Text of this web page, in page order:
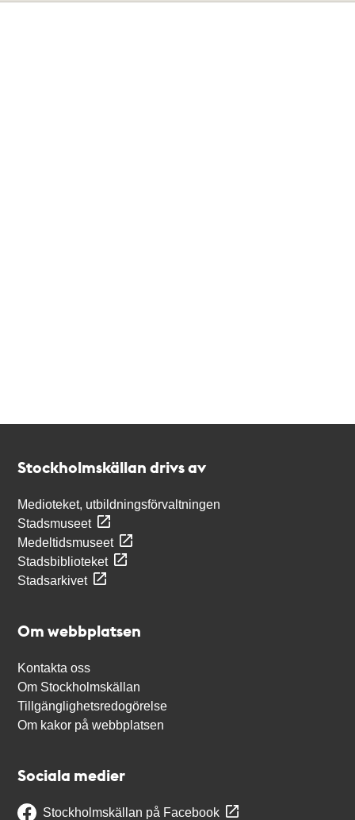
Stockholmskällan drivs av
Medioteket, utbildningsförvaltningen
Stadsmuseet
Medeltidsmuseet
Stadsbiblioteket
Stadsarkivet
Om webbplatsen
Kontakta oss
Om Stockholmskällan
Tillgänglighetsredogörelse
Om kakor på webbplatsen
Sociala medier
Stockholmskällan på Facebook